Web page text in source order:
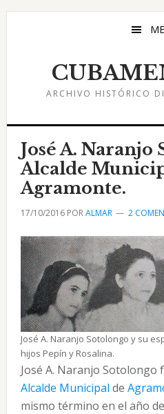
Saltar
Saltar
Saltar
ARCHIVO HISTÓRICO
José A. Naranjo
Alcalde
Agramonte.
17/10/2016PORALMAR 2
José A. Naranjo Sotolongo y su
hijos Pepín y Rosalina.
José A. Naranjo
Alcalde Municipal de
mismo término en el año